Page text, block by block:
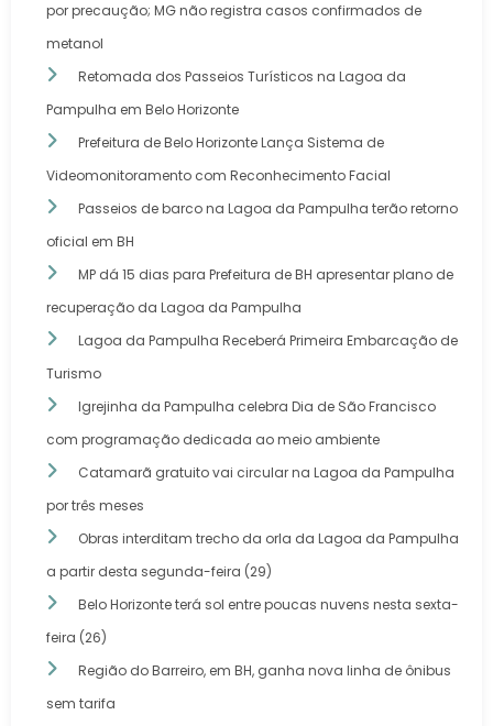
por precaução; MG não registra casos confirmados de
metanol
Retomada dos Passeios Turísticos na Lagoa da
Pampulha em Belo Horizonte
Prefeitura de Belo Horizonte Lança Sistema de
Videomonitoramento com Reconhecimento Facial
Passeios de barco na Lagoa da Pampulha terão retorno
oficial em BH
MP dá 15 dias para Prefeitura de BH apresentar plano de
recuperação da Lagoa da Pampulha
Lagoa da Pampulha Receberá Primeira Embarcação de
Turismo
Igrejinha da Pampulha celebra Dia de São Francisco
com programação dedicada ao meio ambiente
Catamarã gratuito vai circular na Lagoa da Pampulha
por três meses
Obras interditam trecho da orla da Lagoa da Pampulha
a partir desta segunda-feira (29)
Belo Horizonte terá sol entre poucas nuvens nesta sexta-
feira (26)
Região do Barreiro, em BH, ganha nova linha de ônibus
sem tarifa